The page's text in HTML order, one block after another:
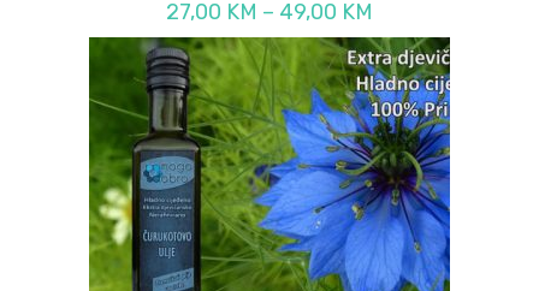
27,00 KM – 49,00 KM
od
27,00 KM
do
49,00 KM